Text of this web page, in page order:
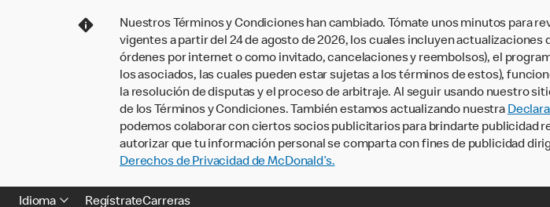
Nuestros Términos y Condiciones han cambiado. Tómate unos minutos para
vigentes a partir del 24 de agosto de 2026, los cuales incluyen
órdenes por internet o como invitado, cancelaciones y reembolsos), el
los asociados, las cuales pueden estar sujetas a los términos de estos),
la resolución de disputas y el proceso de arbitraje. Al seguir usando nuestro
de los Términos y Condiciones. También estamos actualizando nuestra
podemos colaborar con ciertos socios publicitarios para brindarte publicidad
autorizar que tu información personal se comparta con fines de publicidad
Derechos de Privacidad de McDonald’s.
Idioma RegístrateCarreras